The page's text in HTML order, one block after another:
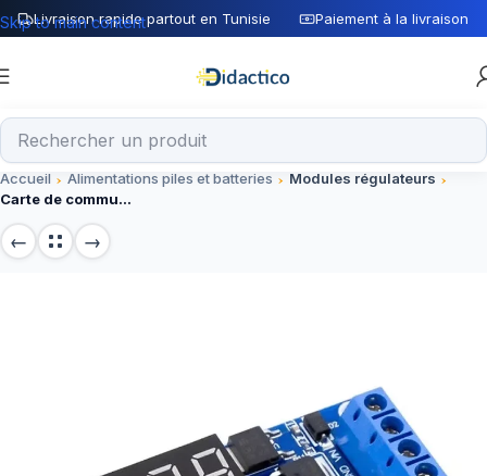
Livraison rapide partout en Tunisie Paiement à la livraison
Skip to main content
Accueil Alimentations piles et batteries
Modules régulateurs
Carte de commuation de temporisation avec double commande mosfet au lieu du module de relais 12 24V